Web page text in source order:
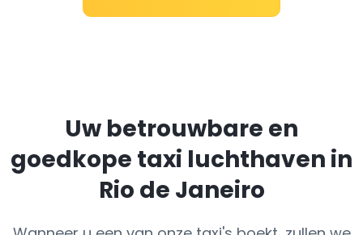
Uw betrouwbare en
goedkope taxi luchthaven in
Rio de Janeiro